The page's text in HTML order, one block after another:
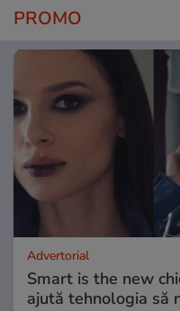
PROMO
Advertorial
Smart is the new
ajută tehnologia să